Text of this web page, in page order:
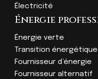
Électricité
Énergie
Énergie verte
Transition énergétique
Fournisseur d’énergie
Fournisseur alternatif